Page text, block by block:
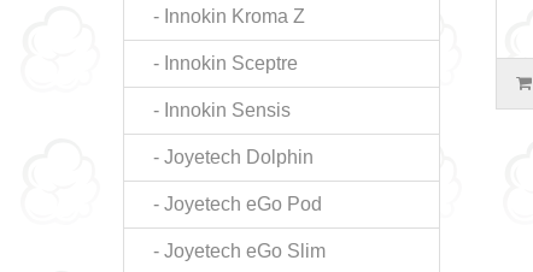
- Innokin Kroma Z
- Innokin Sceptre
- Innokin Sensis
- Joyetech Dolphin
- Joyetech eGo Pod
- Joyetech eGo Slim